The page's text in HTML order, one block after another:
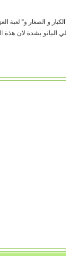
و الصغار و" لعبة
بشدة لان هذة